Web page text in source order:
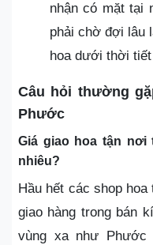
nhận có mặt tại
phải chờ đợi lâu
hoa dưới thời tiết
Câu hỏi thường
Phước
Giá giao hoa tận
nhiêu?
Hầu hết các shop
giao hàng trong bán
vùng xa như Phước